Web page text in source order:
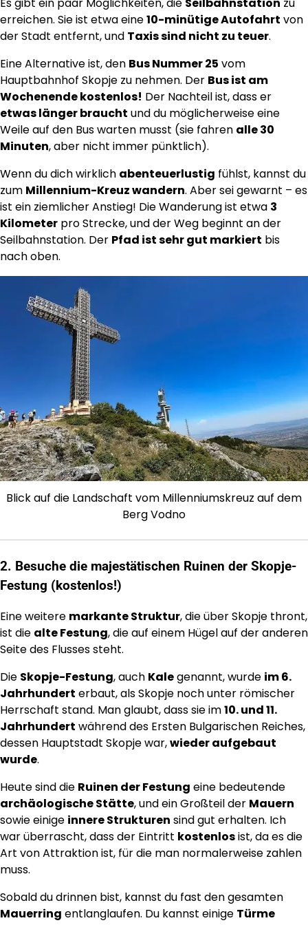
erreichen. Sie ist etwa eine10-minütige Autofahrt von
der Stadt entfernt, und Taxis sind nicht zu teuer.
Eine Alternative ist, den Bus Nummer 25 vom
Hauptbahnhof Skopje zu nehmen. Der Bus ist am
Wochenende kostenlos! Der Nachteil ist, dass er
etwas länger braucht und du möglicherweise eine
Weile auf den Bus warten musst (sie fahren alle 30
Minuten, aber nicht immer pünktlich).
Wenn du dich wirklich abenteuerlustig fühlst, kannst du
zum Millennium-Kreuz wandern. Aber sei gewarnt – es
ist ein ziemlicher Anstieg! Die Wanderung ist etwa 3
Kilometer pro Strecke, und der Weg beginnt an der
Seilbahnstation. Der Pfad ist sehr gut markiert bis
nach oben.
Blick auf die Landschaft vom Millenniumskreuz auf dem
Berg Vodno
2. Besuche die majestätischen Ruinen der Skopje-
Festung (kostenlos!)
Eine weitere markante Struktur, die über Skopje thront,
ist die alte Festung, die auf einem Hügel auf der anderen
Seite des Flusses steht.
Die Skopje-Festung, auch Kalegenannt, wurde im 6.
Jahrhundert erbaut, als Skopje noch unter römischer
Herrschaft stand. Man glaubt, dass sie im10. und 11.
Jahrhundert während des Ersten Bulgarischen Reiches,
dessen Hauptstadt Skopje war,wieder aufgebaut
wurde.
Heute sind die Ruinen der Festung eine bedeutende
archäologische Stätte, und ein Großteil der Mauern
sowie einige innere Strukturen sind gut erhalten. Ich
war überrascht, dass der Eintritt kostenlosist, da es die
Art von Attraktion ist, für die man normalerweise zahlen
muss.
Sobald du drinnen bist, kannst du fast den gesamten
Mauerring entlanglaufen. Du kannst einige Türme